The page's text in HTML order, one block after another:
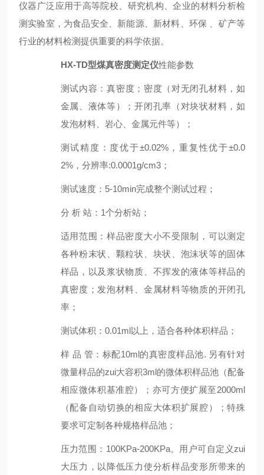
仪器广泛应用于高等院校、研究机构、企业的材料分析检
测实验室，为食品安全、新能源、新材料、环保 、矿产等
行业的材料检测提供重要的科学依据。
HX-TD型煤真密度测定仪性能参数
测试内容 ：真密度；密度（对无闭孔材料，如
金属、液体等）； 开闭孔率（对块状材料，如
发泡材料、岩心、金属元件等）；
测试精度 ： 度优于±0.02%，重复性优于±0.0
2%，分辨率:0.0001g/cm3；
测试速度： 5-10min完成整个测试过程；
分 析 站： 1个分析站；
适用范围：样品密度大小不受限制，可以测定
各种粉末状、颗粒状、块状、泡沫状等的固体
样品，以及浆状物质、不挥发的液体等样品的
真密度；发泡材料、金属材料等物质的开闭孔
率；
测试体积 ： 0.01ml以上，适合各种体积样品；
样 品 管 ： 标配10ml的真密度样品池. 另有针对
微量样品的zui大容积3ml的微体积样品池（配备
相应微体积基准腔）；亦可方便扩展至2000ml
（配备自动切换的相应大体积扩展腔）；特殊
要求可定制各种规格样品池；
压力范围 ： 100KPa-200KPa。用户可自定义zui
大压力，以降低压力使分析样品变形所带来的